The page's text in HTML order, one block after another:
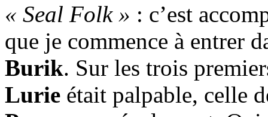
« Seal Folk » : c’est
que je commence à entrer
Burik. Sur les trois
Lurie était palpable, celle